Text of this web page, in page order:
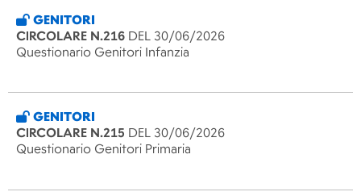
GENITORI
CIRCOLARE N.216 DEL 30/06/2026
Questionario Genitori Infanzia
GENITORI
CIRCOLARE N.215 DEL 30/06/2026
Questionario Genitori Primaria